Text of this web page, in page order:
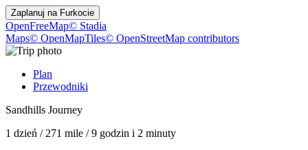
Zaplanuj na Furkocie
OpenFreeMap© Stadia
Maps© OpenMapTiles© OpenStreetMap contributors
Plan
Przewodniki
Sandhills Journey
1 dzień / 271 mile /9 godzin i 2 minuty